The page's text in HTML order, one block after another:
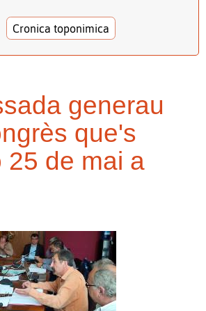
Cronica toponimica
generau
que's
25 de mai a